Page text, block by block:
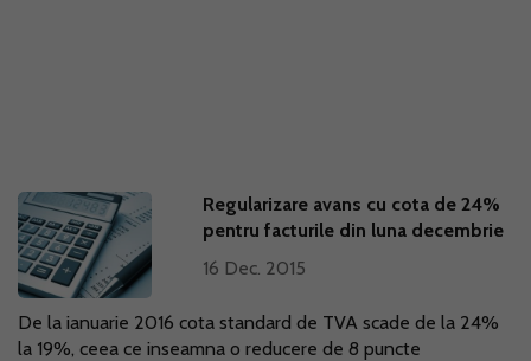
Regularizare avans cu cota de 24%
pentru facturile din luna decembrie
16 Dec. 2015
De la ianuarie 2016 cota standard de TVA scade de la 24%
la 19%, ceea ce inseamna o reducere de 8 puncte